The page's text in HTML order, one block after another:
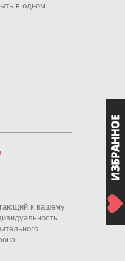
в одном
к вашему